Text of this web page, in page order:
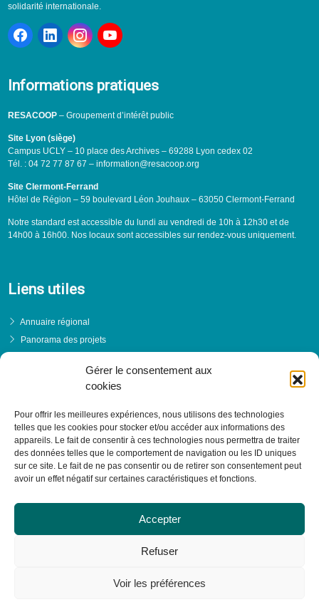
Gérer le consentement aux
cookies
Pour offrir les meilleures expériences, nous utilisons des technologies
telles que les cookies pour stocker et/ou accéder aux informations des
appareils. Le fait de consentir à ces technologies nous permettra de traiter
des données telles que le comportement de navigation ou les ID uniques
sur ce site. Le fait de ne pas consentir ou de retirer son consentement peut
avoir un effet négatif sur certaines caractéristiques et fonctions.
Accepter
Refuser
Voir les préférences
solidarité internationale.
Informations pratiques
RESACOOP– Groupement d’intérêt public
Site Lyon (siège)
Campus UCLY – 10 place des Archives – 69288 Lyon cedex 02
Tél. : 04 72 77 87 67 – information@resacoop.org
Site Clermont-Ferrand
Hôtel de Région – 59 boulevard Léon Jouhaux – 63050 Clermont-Ferrand
Notre standard est accessible du lundi au vendredi de 10h à 12h30 et de
14h00 à 16h00. Nos locaux sont accessibles sur rendez-vous uniquement.
Liens utiles
Annuaire régional
Panorama des projets